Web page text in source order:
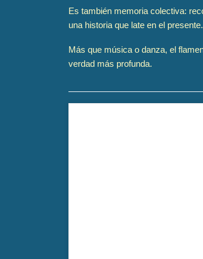
Es también memoria colectiva:
una historia que late en el presente.
Más que música o danza, el
verdad más profunda.